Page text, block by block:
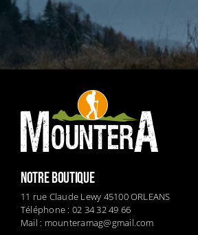
NOTRE BOUTIQUE
11 rue Claude Lewy 45100 ORLEANS
Téléphone : 02 34 32 49 66
Mail : mounteramag@gmail.com